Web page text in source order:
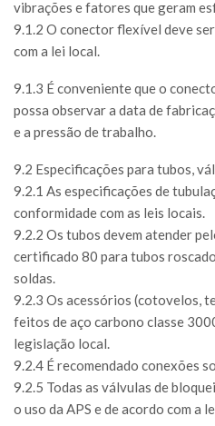
vibrações e fatores que geram
9.1.2 O conector flexível deve
com a lei local.
9.1.3 É conveniente que o
possa observar a data de
e a pressão de trabalho.
9.2 Especificações para tubos,
9.2.1 As especificações de
conformidade com as leis locais.
9.2.2 Os tubos devem atender
certificado 80 para tubos
soldas.
9.2.3 Os acessórios (cotovelos,
feitos de aço carbono classe
legislação local.
9.2.4 É recomendado conexões
9.2.5 Todas as válvulas de
o uso da APS e de acordo com a